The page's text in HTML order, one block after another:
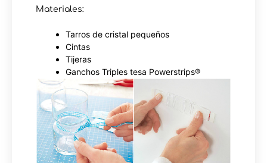
Materiales:
Tarros de cristal pequeños
Cintas
Tijeras
Ganchos Triples tesa Powerstrips®